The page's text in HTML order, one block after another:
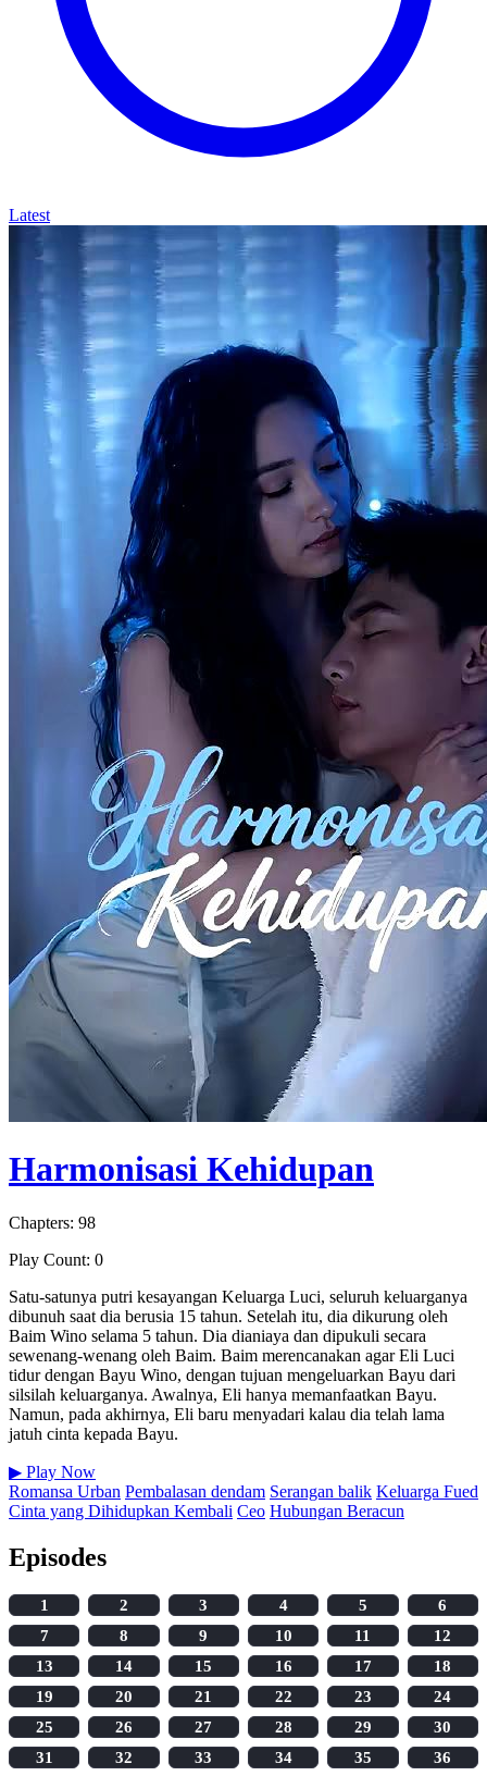
Latest
Harmonisasi Kehidupan
Chapters: 98
Play Count: 0
Satu-satunya putri kesayangan Keluarga Luci, seluruh keluarganya
dibunuh saat dia berusia 15 tahun. Setelah itu, dia dikurung oleh
Baim Wino selama 5 tahun. Dia dianiaya dan dipukuli secara
sewenang-wenang oleh Baim. Baim merencanakan agar Eli Luci
tidur dengan Bayu Wino, dengan tujuan mengeluarkan Bayu dari
silsilah keluarganya. Awalnya, Eli hanya memanfaatkan Bayu.
Namun, pada akhirnya, Eli baru menyadari kalau dia telah lama
jatuh cinta kepada Bayu.
▶ Play Now
Romansa Urban Pembalasan dendam Serangan balik Keluarga Fued
Cinta yang Dihidupkan Kembali Ceo Hubungan Beracun
Episodes
1 2 3 4 5
6
7
8 9 10 11
12
13
14 15 16 17
18
19
20 21 22 23
24
25
26 27 28 29
30
31
32 33 34 35
36